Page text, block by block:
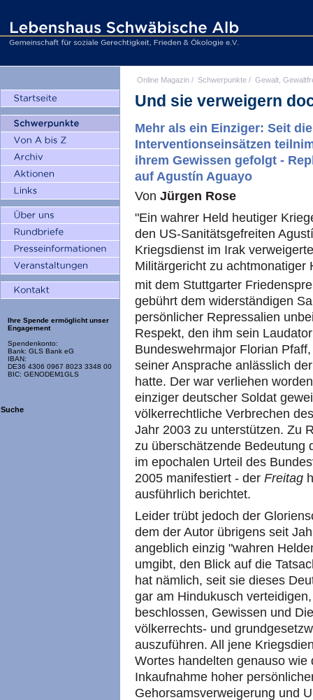
Ihre Spende ermöglicht unser
Engagement
Spendenkonto:
Bank: GLS Bank eG
IBAN:
DE36 4306 0967 8023 3348 00
BIC: GENODEM1GLS
Suche
Online Magazin / Schwerpunkte / Gewalt,
Und sie verweigern
Mehr als ein Einziger: Seit
Interventionseinsätzen
ihrem Gewissen gefolgt -
auf Agustín Aguayo
Von Jürgen Rose
"Ein wahrer Held heutiger
den US-Sanitätsgefreiten
Kriegsdienst im Irak
Militärgericht zu achtmonatiger
mit dem Stuttgarter
gebührt dem widerständigen
persönlicher Repressalien
Respekt, den ihm sein
Bundeswehrmajor Florian
seiner Ansprache anlässlich
hatte. Der war verliehen
einziger deutscher Soldat
völkerrechtliche Verbrechen
Jahr 2003 zu unterstützen. Zu
zu überschätzende Bedeutung
im epochalen Urteil des
2005 manifestiert - der Freitag
ausführlich berichtet.
Leider trübt jedoch der
dem der Autor übrigens seit
angeblich einzig "wahren
umgibt, den Blick auf die
hat nämlich, seit sie dieses
gar am Hindukusch
beschlossen, Gewissen und
völkerrechts- und
auszuführen. All jene
Wortes handelten genauso
Inkaufnahme hoher
Gehorsamsverweigerung und